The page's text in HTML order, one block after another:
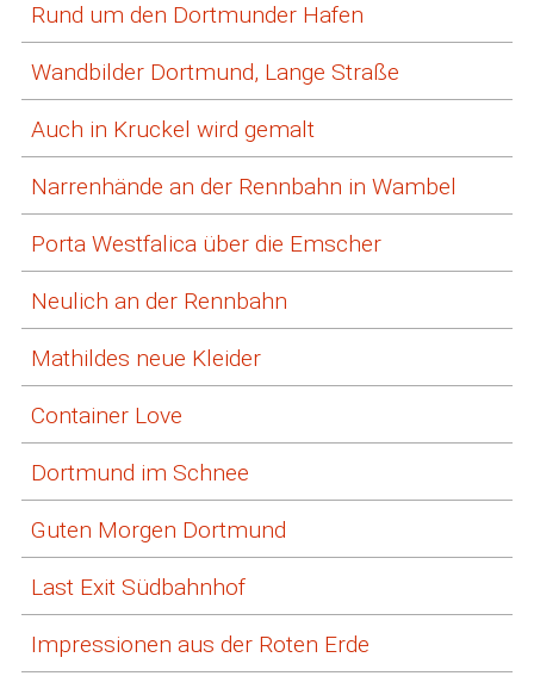
Rund um den Dortmunder Hafen
Wandbilder Dortmund, Lange Straße
Auch in Kruckel wird gemalt
Narrenhände an der Rennbahn in Wambel
Porta Westfalica über die Emscher
Neulich an der Rennbahn
Mathildes neue Kleider
Container Love
Dortmund im Schnee
Guten Morgen Dortmund
Last Exit Südbahnhof
Impressionen aus der Roten Erde